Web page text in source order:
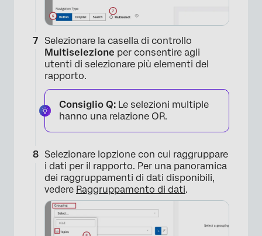
×
×
Selezionare la casella di controllo
Multiselezione per consentire agli
utenti di selezionare più elementi del
rapporto.
Consiglio Q: Le selezioni multiple
hanno una relazione OR.
Selezionare lopzione con cui raggruppare
i dati per il rapporto. Per una panoramica
dei raggruppamenti di dati disponibili,
vedere Raggruppamento di dati.